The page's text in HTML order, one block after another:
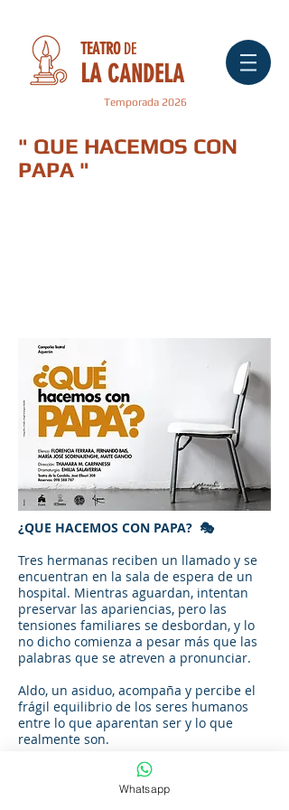
TEATRO DE
LA CANDELA
Temporada 2026
" QUE HACEMOS CON
PAPA "
¿QUE HACEMOS CON PAPA? 🎭
Tres hermanas reciben un llamado y se
encuentran en la sala de espera de un
hospital. Mientras aguardan, intentan
preservar las apariencias, pero las
tensiones familiares se desbordan, y lo
no dicho comienza a pesar más que las
palabras que se atreven a pronunciar.
Aldo, un asiduo, acompaña y percibe el
frágil equilibrio de los seres humanos
entre lo que aparentan ser y lo que
realmente son.
Sentirse solo no es sentirse incompleto,
es sentirse no visto.Whatsapp